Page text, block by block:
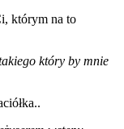
którym na to
który by mnie